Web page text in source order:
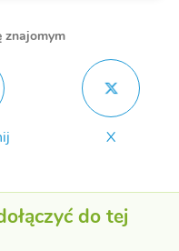
znajomym
X
do tej